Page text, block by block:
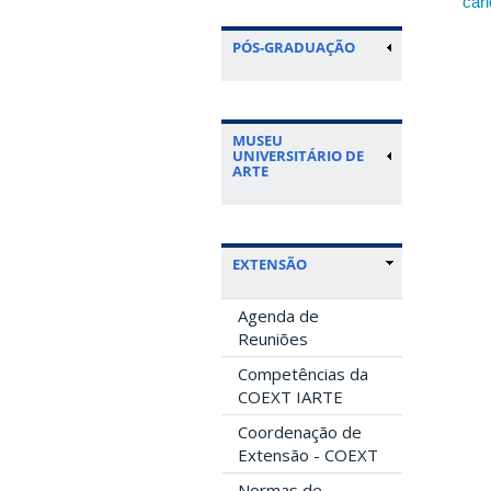
PÓS-GRADUAÇÃO
MUSEU
UNIVERSITÁRIO DE
ARTE
EXTENSÃO
Agenda de
Reuniões
Competências da
COEXT IARTE
Coordenação de
Extensão - COEXT